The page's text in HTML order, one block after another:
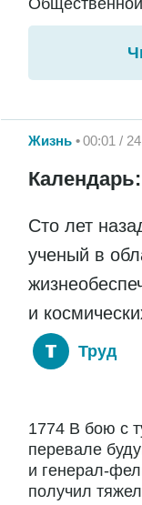
Жизнь 00:01 /
Сто лет
ученый в
и
Труд
1774 В бою с
перевале
и генерал-
получил